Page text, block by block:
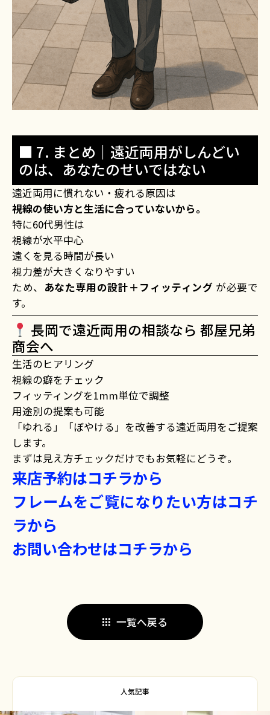
■ 7. まとめ｜遠近両用がしんどい
のは、あなたのせいではない
遠近両用に慣れない・疲れる原因は
視線の使い方と生活に合っていないから。
特に60代男性は
視線が水平中心
遠くを見る時間が長い
視力差が大きくなりやすい
ため、 あなた専用の設計＋フィッティング が必要で
す。
長岡で遠近両用の相談なら 都屋兄弟
商会へ
生活のヒアリング
視線の癖をチェック
フィッティングを1mm単位で調整
用途別の提案も可能
「ゆれる」「ぼやける」を改善する遠近両用をご提案
します。
まずは見え方チェックだけでもお気軽にどうぞ。
来店予約はコチラから
フレームをご覧になりたい方はコチ
ラから
お問い合わせはコチラから
一覧へ戻る
人気記事